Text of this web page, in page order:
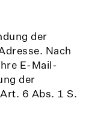
der
Nach
E-Mail-
der
6 Abs. 1 S.